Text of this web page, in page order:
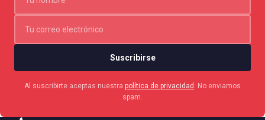
Suscribirse
Al suscribirte aceptas nuestra política de privacidad
. No enviamos
spam.